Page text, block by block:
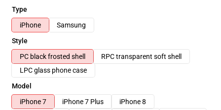
Type
iPhone
Samsung
Style
PC black frosted shell
RPC transparent soft shell
LPC glass phone case
Model
iPhone 7
iPhone 7 Plus
iPhone 8